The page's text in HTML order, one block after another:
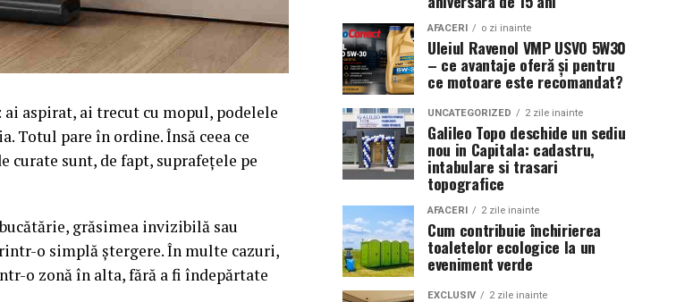
aspirat, ai trecut cu mopul, podelele
Totul pare în ordine. Însă ceea ce
curate sunt, de fapt, suprafețele pe
grăsimea invizibilă sau
o simplă ștergere. În multe cazuri,
o zonă în alta, fără a fi îndepărtate
AFACERI o zi inainte
Uleiul Ravenol VMP USVO 5W30
– ce avantaje oferă și pentru
ce motoare este recomandat?
UNCATEGORIZED 2 zile inainte
Galileo Topo deschide un sediu
nou in Capitala: cadastru,
intabulare si trasari
topografice
AFACERI 2 zile inainte
Cum contribuie închirierea
toaletelor ecologice la un
eveniment verde
EXCLUSIV 2 zile inainte